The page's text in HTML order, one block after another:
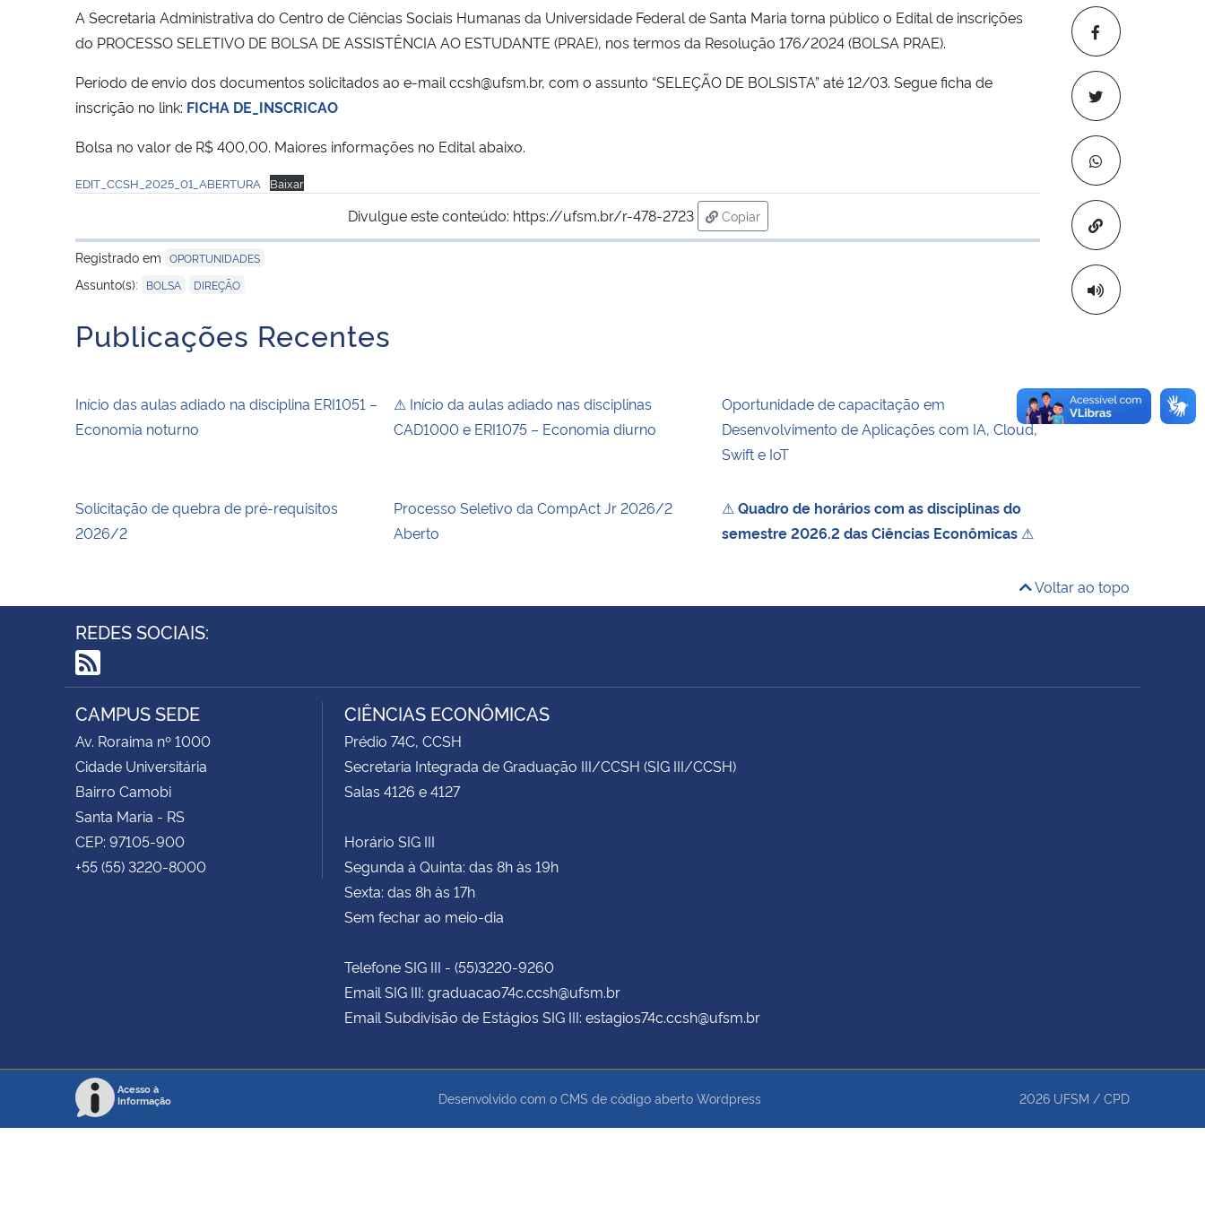
Copiar para
A Secretaria Administrativa do Centro de Ciências Sociais Humanas da Universidade Federal de Santa Maria torna público o Edital de inscrições
do PROCESSO SELETIVO DE BOLSA DE ASSISTÊNCIA AO ESTUDANTE (PRAE), nos termos da Resolução 176/2024 (BOLSA PRAE).
Período de envio dos documentos solicitados ao e-mail ccsh@ufsm.br, com o assunto “SELEÇÃO DE BOLSISTA” até 12/03. Segue ficha de
inscrição no link: FICHA DE_INSCRICAO
Bolsa no valor de R$ 400,00. Maiores informações no Edital abaixo.
EDIT_CCSH_2025_01_ABERTURA Baixar
Divulgue este conteúdo: https://ufsm.br/r-478-2723
Copiar
para área de transferência
Registrado em OPORTUNIDADES
Assunto(s): BOLSA DIREÇÃO
Publicações Recentes
Início das aulas adiado na disciplina ERI1051 –
Economia noturno
⚠ Início da aulas adiado nas disciplinas
CAD1000 e ERI1075 – Economia diurno
Oportunidade de capacitação em
Desenvolvimento de Aplicações com IA, Cloud,
Swift e IoT
Solicitação de quebra de pré-requisitos
2026/2
Processo Seletivo da CompAct Jr 2026/2
Aberto
⚠Quadro de horários com as disciplinas do
semestre 2026.2 das Ciências Econômicas ⚠
Voltar ao topo
REDES SOCIAIS:
RSS
CAMPUS SEDE
Av. Roraima nº 1000
Cidade Universitária
Bairro Camobi
Santa Maria - RS
CEP: 97105-900
+55 (55) 3220-8000
CIÊNCIAS ECONÔMICAS
Prédio 74C, CCSH
Secretaria Integrada de Graduação III/CCSH (SIG III/CCSH)
Salas 4126 e 4127
Horário SIG III
Segunda à Quinta: das 8h às 19h
Sexta: das 8h às 17h
Sem fechar ao meio-dia
Telefone SIG III - (55)3220-9260
Email SIG III: graduacao74c.ccsh@ufsm.br
Email Subdivisão de Estágios SIG III: estagios74c.ccsh@ufsm.br
Acesso à
Informação
Desenvolvido com o CMS de código aberto Wordpress 2026 UFSM / CPD